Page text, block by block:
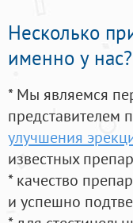
Несколько
именно у нас?
* Мы являемся
представителем
улучшения
известных
* качество
и успешно